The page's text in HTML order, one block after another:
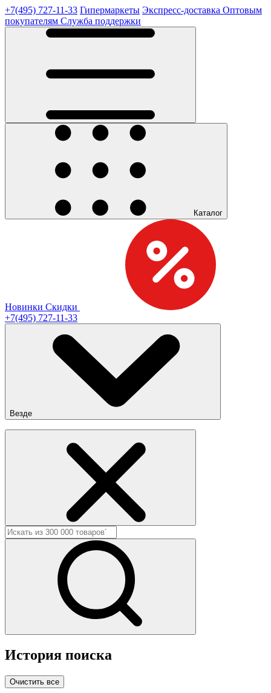
+7(495) 727-11-33 Гипермаркеты Экспресс-доставка Оптовым
покупателям Служба поддержки
Каталог
Новинки Скидки
+7(495) 727-11-33
Везде
История поиска
Очистить все